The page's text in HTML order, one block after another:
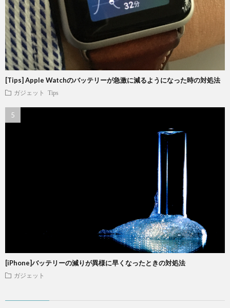
[Tips] Apple Watchのバッテリーが急激に減るようになった時の対処法
ガジェット Tips
[iPhone]バッテリーの減りが異様に早くなったときの対処法
ガジェット